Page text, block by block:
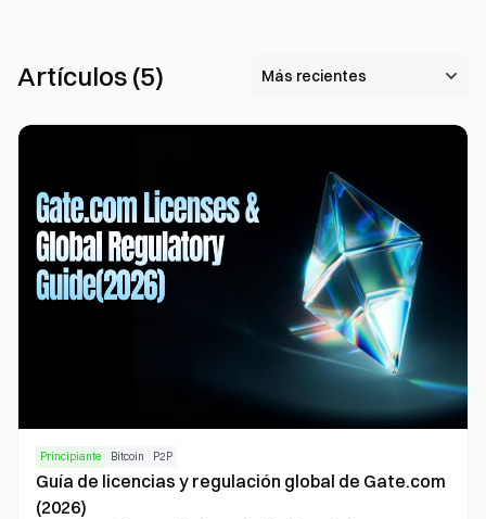
Artículos (5)
Principiante Bitcoin P2P
Guía de licencias y regulación global de Gate.com
(2026)